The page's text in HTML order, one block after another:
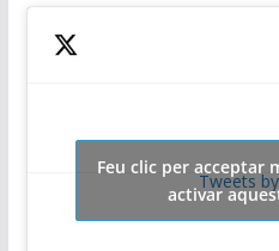
Tweets
Feu clic per acceptar
activar